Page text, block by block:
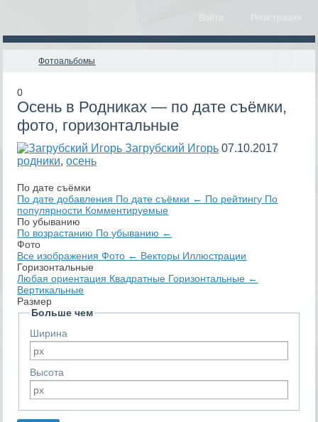
Войти Регистрация
Фотоальбомы
0
Осень в Родниках — по дате съёмки,
фото, горизонтальные
Загрубский Игорь 07.10.2017
родники,осень
По дате съёмки
По дате добавления По дате съёмки ← По рейтингу По
популярности Комментируемые
По убыванию
По возрастанию По убыванию ←
Фото
Все изображенияФото ← Векторы Иллюстрации
Горизонтальные
Любая ориентация Квадратные Горизонтальные ←
Вертикальные
Размер
Больше чем
Ширина
Высота